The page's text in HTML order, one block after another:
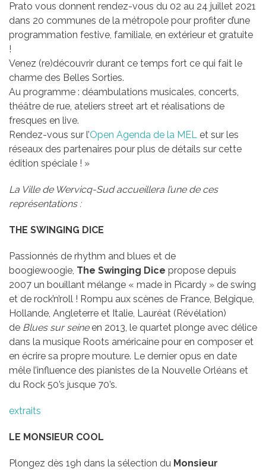
Prato vous donnent rendez-vous du 02 au 24 juillet 2021
dans 20 communes de la métropole pour profiter d’une
programmation festive, familiale, en extérieur et gratuite
!
Venez (re)découvrir durant ce temps fort ce qui fait le
charme des Belles Sorties.
Au programme : déambulations musicales, concerts,
théâtre de rue, ateliers street art et réalisations de
fresques en live.
Rendez-vous sur l’Open Agenda de la MEL et sur les
réseaux des partenaires pour plus de détails sur cette
édition spéciale ! »
La Ville de Wervicq-Sud accueillera l’une de ces
représentations :
THE SWINGING DICE
Passionnés de rhythm and blues et de
boogiewoogie, The Swinging Dice propose depuis
2007 un bouillant mélange « made in Picardy » de swing
et de rock’n’roll ! Rompu aux scènes de France, Belgique,
Hollande, Angleterre et Italie, Lauréat (Révélation)
de Blues sur seineen 2013, le quartet plonge avec délice
dans la musique Roots américaine pour en composer et
en écrire sa propre mouture. Le dernier opus en date
mêle l’influence des pianistes de la Nouvelle Orléans et
du Rock 50’s jusque 70’s.
extraits
LE MONSIEUR COOL
Plongez dès 19h dans la sélection du Monsieur